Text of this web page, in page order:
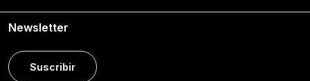
Newsletter
Suscribir